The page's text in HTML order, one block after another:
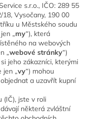
s.r.o., IČO: 289 55
Vysočany, 190 00
u Městského soudu
„my“), která
na webových
„webové stránky“)
jeho zákazníci, kterými
jen „vy“) mohou
a uzavřít kupní
(IČ), jste v roli
některá zvláštní